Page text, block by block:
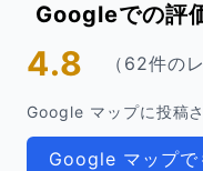
Googleでの評
4.8 （62件の
Google マップに投稿
Google マップで